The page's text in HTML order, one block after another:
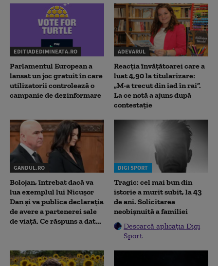
EDITIADEDIMINEATA.RO
Parlamentul European a
lansat un joc gratuit în care
utilizatorii controlează o
campanie de dezinformare
ADEVARUL
Reacția învățătoarei care a
luat 4,90 la titularizare:
„M-a trecut din iad în rai”.
La ce notă a ajuns după
contestație
GANDUL.RO
Bolojan, întrebat dacă va
lua exemplul lui Nicușor
Dan și va publica declarația
de avere a partenerei sale
de viață. Ce răspuns a dat...
DIGI SPORT
Tragic: cel mai bun din
istorie a murit subit, la 43
de ani. Solicitarea
neobișnuită a familiei
Descarcă aplicația Digi
Sport